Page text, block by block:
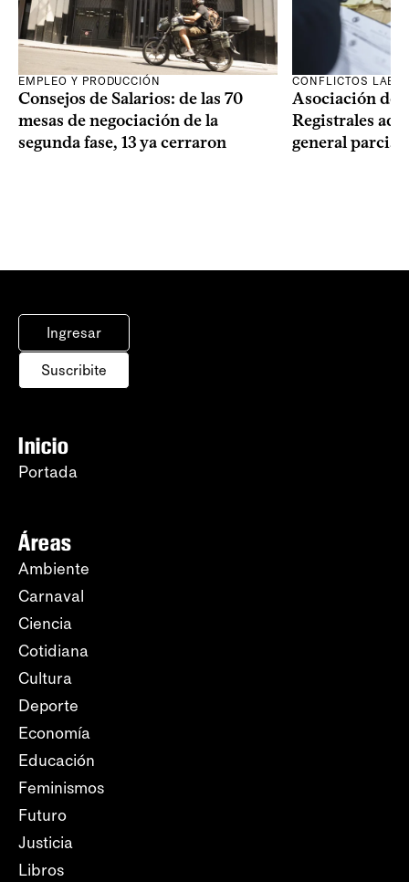
EMPLEO Y PRODUCCIÓN
Consejos de Salarios: de las 70
mesas de negociación de la
segunda fase, 13 ya cerraron
CONFLICTOS
Asociación de
Registrales
general parcial
Ingresar
Suscribite
Inicio
Portada
Áreas
Ambiente
Carnaval
Ciencia
Cotidiana
Cultura
Deporte
Economía
Educación
Feminismos
Futuro
Justicia
Libros